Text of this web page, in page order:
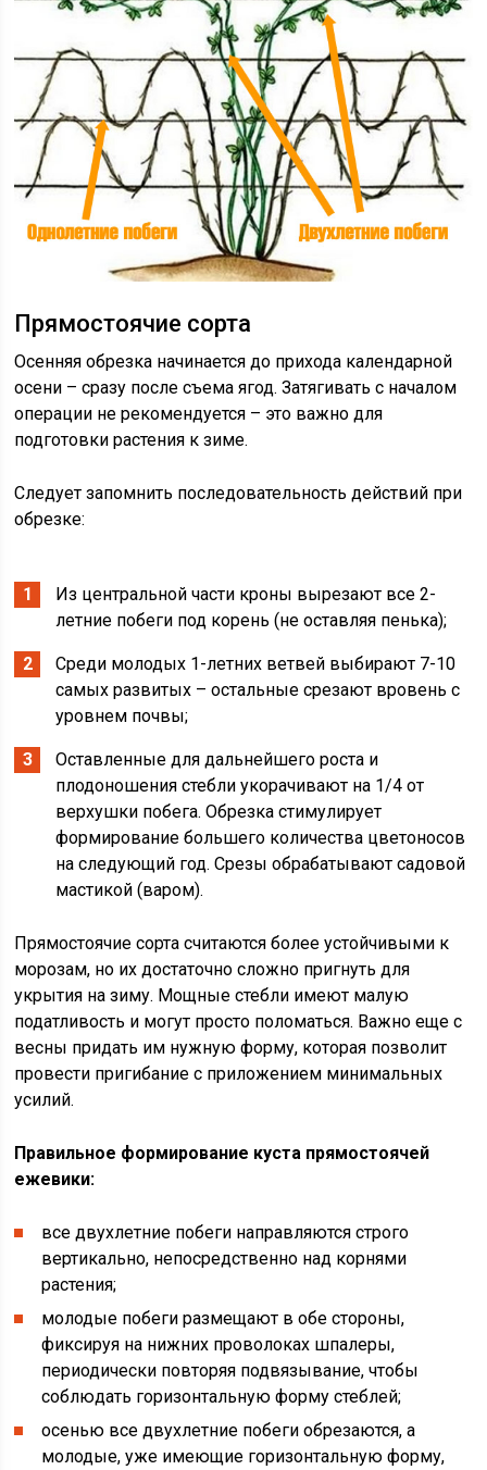
Прямостоячие сорта
Осенняя обрезка начинается до прихода календарной
осени – сразу после съема ягод. Затягивать с началом
операции не рекомендуется – это важно для
подготовки растения к зиме.
Следует запомнить последовательность действий при
обрезке:
Из центральной части кроны вырезают все 2-
летние побеги под корень (не оставляя пенька);
Среди молодых 1-летних ветвей выбирают 7-10
самых развитых – остальные срезают вровень с
уровнем почвы;
Оставленные для дальнейшего роста и
плодоношения стебли укорачивают на 1/4 от
верхушки побега. Обрезка стимулирует
формирование большего количества цветоносов
на следующий год. Срезы обрабатывают садовой
мастикой (варом).
Прямостоячие сорта считаются более устойчивыми к
морозам, но их достаточно сложно пригнуть для
укрытия на зиму. Мощные стебли имеют малую
податливость и могут просто поломаться. Важно еще с
весны придать им нужную форму, которая позволит
провести пригибание с приложением минимальных
усилий.
Правильное формирование куста прямостоячей
ежевики:
все двухлетние побеги направляются строго
вертикально, непосредственно над корнями
растения;
молодые побеги размещают в обе стороны,
фиксируя на нижних проволоках шпалеры,
периодически повторяя подвязывание, чтобы
соблюдать горизонтальную форму стеблей;
осенью все двухлетние побеги обрезаются, а
молодые, уже имеющие горизонтальную форму,